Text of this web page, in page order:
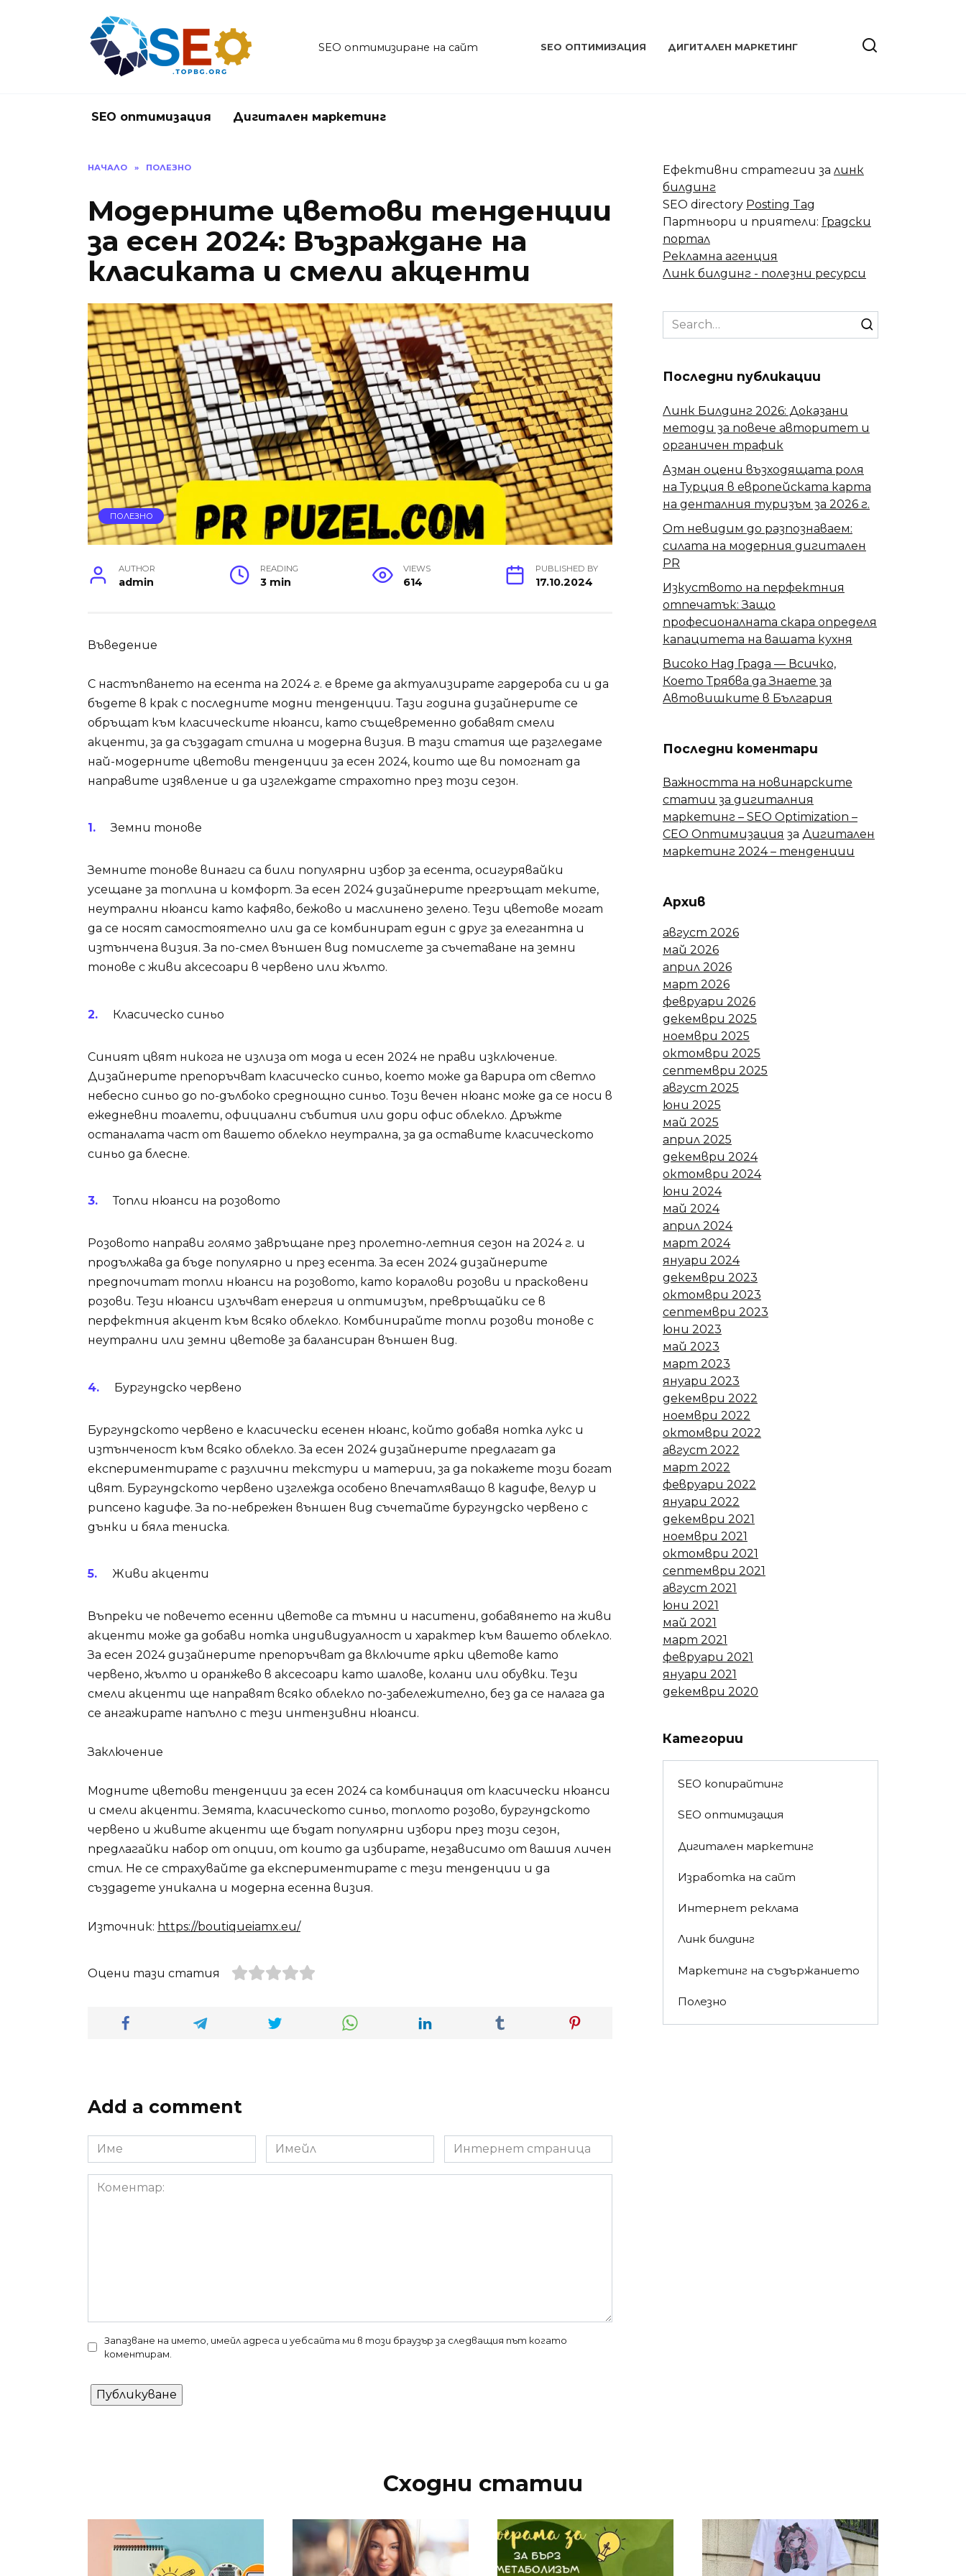
SEO оптимизиране на сайт SEO ОПТИМИЗАЦИЯ ДИГИТАЛЕН МАРКЕТИНГ
SEO оптимизация Дигитален маркетинг
НАЧАЛО » ПОЛЕЗНО
Модерните цветови тенденции
за есен 2024: Възраждане на
класиката и смели акценти
ПОЛЕЗНО
AUTHOR
admin
READING
3 min
VIEWS
614
PUBLISHED BY
17.10.2024
Въведение
С настъпването на есента на 2024 г. е време да актуализирате гардероба си и да
бъдете в крак с последните модни тенденции. Тази година дизайнерите се
обръщат към класическите нюанси, като същевременно добавят смели
акценти, за да създадат стилна и модерна визия. В тази статия ще разгледаме
най-модерните цветови тенденции за есен 2024, които ще ви помогнат да
направите изявление и да изглеждате страхотно през този сезон.
Земни тонове
Земните тонове винаги са били популярни избор за есента, осигурявайки
усещане за топлина и комфорт. За есен 2024 дизайнерите прегръщат меките,
неутрални нюанси като кафяво, бежово и маслинено зелено. Тези цветове могат
да се носят самостоятелно или да се комбинират един с друг за елегантна и
изтънчена визия. За по-смел външен вид помислете за съчетаване на земни
тонове с живи аксесоари в червено или жълто.
Класическо синьо
Синият цвят никога не излиза от мода и есен 2024 не прави изключение.
Дизайнерите препоръчват класическо синьо, което може да варира от светло
небесно синьо до по-дълбоко среднощно синьо. Този вечен нюанс може да се носи в
ежедневни тоалети, официални събития или дори офис облекло. Дръжте
останалата част от вашето облекло неутрална, за да оставите класическото
синьо да блесне.
Топли нюанси на розовото
Розовото направи голямо завръщане през пролетно-летния сезон на 2024 г. и
продължава да бъде популярно и през есента. За есен 2024 дизайнерите
предпочитат топли нюанси на розовото, като коралови розови и прасковени
розови. Тези нюанси излъчват енергия и оптимизъм, превръщайки се в
перфектния акцент към всяко облекло. Комбинирайте топли розови тонове с
неутрални или земни цветове за балансиран външен вид.
Бургундско червено
Бургундското червено е класически есенен нюанс, който добавя нотка лукс и
изтънченост към всяко облекло. За есен 2024 дизайнерите предлагат да
експериментирате с различни текстури и материи, за да покажете този богат
цвят. Бургундското червено изглежда особено впечатляващо в кадифе, велур и
рипсено кадифе. За по-небрежен външен вид съчетайте бургундско червено с
дънки и бяла тениска.
Живи акценти
Въпреки че повечето есенни цветове са тъмни и наситени, добавянето на живи
акценти може да добави нотка индивидуалност и характер към вашето облекло.
За есен 2024 дизайнерите препоръчват да включите ярки цветове като
червено, жълто и оранжево в аксесоари като шалове, колани или обувки. Тези
смели акценти ще направят всяко облекло по-забележително, без да се налага да
се ангажирате напълно с тези интензивни нюанси.
Заключение
Модните цветови тенденции за есен 2024 са комбинация от класически нюанси
и смели акценти. Земята, класическото синьо, топлото розово, бургундското
червено и живите акценти ще бъдат популярни избори през този сезон,
предлагайки набор от опции, от които да избирате, независимо от вашия личен
стил. Не се страхувайте да експериментирате с тези тенденции и да
създадете уникална и модерна есенна визия.
Източник: https://boutiqueiamx.eu/
Оцени тази статия
Add a comment
Име
*
Имейл
*
Интернет
страница
Коментар:
Запазване на името, имейл адреса и уебсайта ми в този браузър за следващия път когато
коментирам.
Ефективни стратегии за линк
билдинг
SEO directory Posting Tag
Партньори и приятели: Градски
портал
Рекламна агенция
Линк билдинг - полезни ресурси
Search
for:
Последни публикации
Линк Билдинг 2026: Доказани
методи за повече авторитет и
органичен трафик
Азман оцени възходящата роля
на Турция в европейската карта
на денталния туризъм за 2026 г.
От невидим до разпознаваем:
силата на модерния дигитален
PR
Изкуството на перфектния
отпечатък: Защо
професионалната скара определя
капацитета на вашата кухня
Високо Над Града — Всичко,
Което Трябва да Знаете за
Автовишките в България
Последни коментари
Важността на новинарските
статии за дигиталния
маркетинг – SEO Optimization –
СЕО Оптимизация за Дигитален
маркетинг 2024 – тенденции
Архив
август 2026
май 2026
април 2026
март 2026
февруари 2026
декември 2025
ноември 2025
октомври 2025
септември 2025
август 2025
юни 2025
май 2025
април 2025
декември 2024
октомври 2024
юни 2024
май 2024
април 2024
март 2024
януари 2024
декември 2023
октомври 2023
септември 2023
юни 2023
май 2023
март 2023
януари 2023
декември 2022
ноември 2022
октомври 2022
август 2022
март 2022
февруари 2022
януари 2022
декември 2021
ноември 2021
октомври 2021
септември 2021
август 2021
юни 2021
май 2021
март 2021
февруари 2021
януари 2021
декември 2020
Категории
SEO копирайтинг
SEO оптимизация
Дигитален маркетинг
Изработка на сайт
Интернет реклама
Линк билдинг
Маркетинг на съдържанието
Полезно
Сходни статии